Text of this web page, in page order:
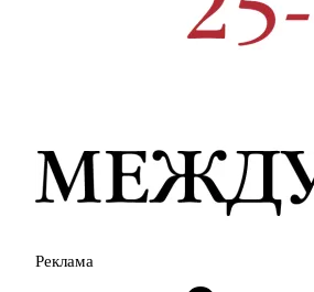
Реклама